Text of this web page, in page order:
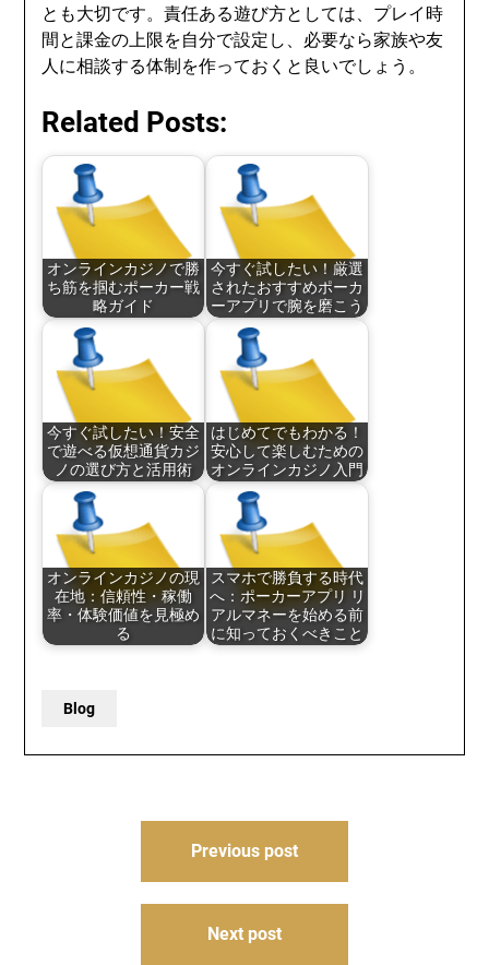
とも大切です。責任ある遊び方としては、プレイ時
間と課金の上限を自分で設定し、必要なら家族や友
人に相談する体制を作っておくと良いでしょう。
Related Posts:
オンラインカジノで勝
ち筋を掴むポーカー戦
略ガイド
今すぐ試したい！厳選
されたおすすめポーカ
ーアプリで腕を磨こう
今すぐ試したい！安全
で遊べる仮想通貨カジ
ノの選び方と活用術
はじめてでもわかる！
安心して楽しむための
オンラインカジノ入門
オンラインカジノの現
在地：信頼性・稼働
率・体験価値を見極め
る
スマホで勝負する時代
へ：ポーカーアプリ リ
アルマネーを始める前
に知っておくべきこと
Blog
Previous post
Next post